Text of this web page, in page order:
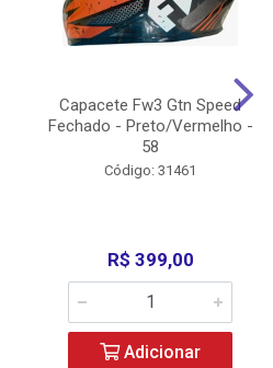
Capacete Fw3 Gtn Speed
Fechado - Preto/Vermelho -
58
Código: 31461
R$ 399,00
Adicionar